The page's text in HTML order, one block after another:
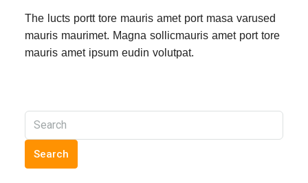
The lucts portt tore mauris amet port masa varused
mauris maurimet. Magna sollicmauris amet port tore
mauris amet ipsum eudin volutpat.
Search